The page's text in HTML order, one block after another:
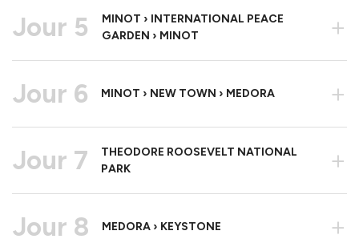
Jour 5
MINOT › INTERNATIONAL PEACE
GARDEN › MINOT
+
Jour 6 MINOT › NEW TOWN › MEDORA +
Jour 7
THEODORE ROOSEVELT NATIONAL
PARK
+
Jour 8 MEDORA › KEYSTONE +